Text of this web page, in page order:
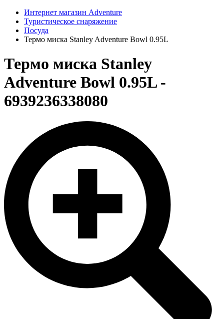
Интернет магазин Adventure
Туристическое снаряжение
Посуда
Термо миска Stanley Adventure Bowl 0.95L
Термо миска Stanley
Adventure Bowl 0.95L -
6939236338080